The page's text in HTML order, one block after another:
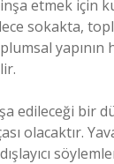
etmek için
sokakta,
yapının
edileceği bir
olacaktır.